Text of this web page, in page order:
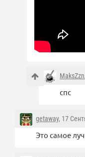
MaksZzn
спс
getaway, 17
Это самое